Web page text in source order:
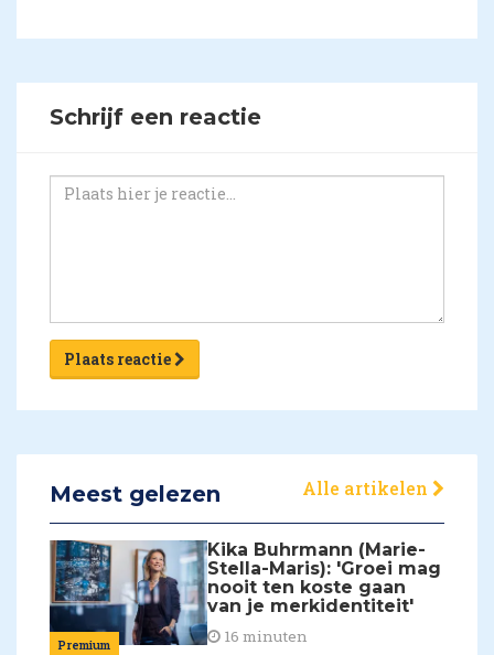
Schrijf een reactie
Plaats reactie
Meest gelezen Alle artikelen
Premium
Kika Buhrmann (Marie-
Stella-Maris): 'Groei mag
nooit ten koste gaan
van je merkidentiteit'
16 minuten